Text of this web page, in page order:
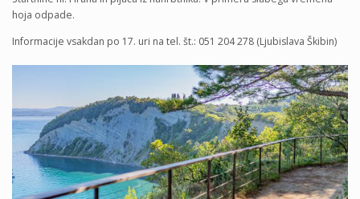
hoja odpade.
Informacije vsakdan po 17. uri na tel. št.: 051 204 278 (Ljubislava Škibin)